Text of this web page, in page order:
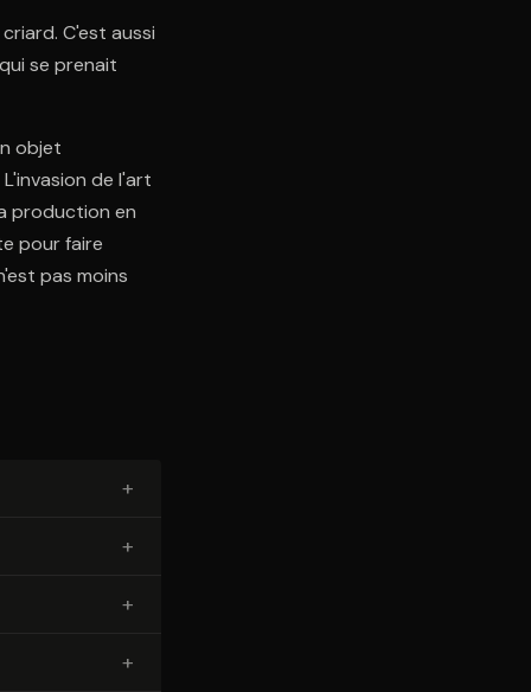
C'est aussi
se prenait
objet
de l'art
production en
pour faire
pas moins
+
+
+
+